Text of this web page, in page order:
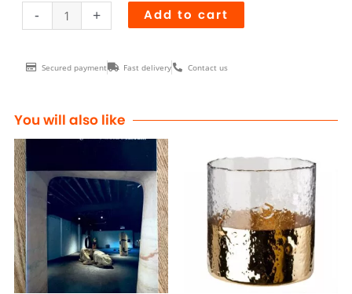
-
PM
BERGERAC
quantity
+ Add to cart
Secured payment Fast delivery Contact us
You will also like